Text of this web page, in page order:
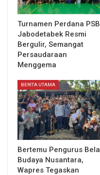
Turnamen Perdana PSB
Jabodetabek Resmi
Bergulir, Semangat
Persaudaraan
Menggema
BERITA UTAMA
Bertemu Pengurus Bela
Budaya Nusantara,
Wapres Tegaskan